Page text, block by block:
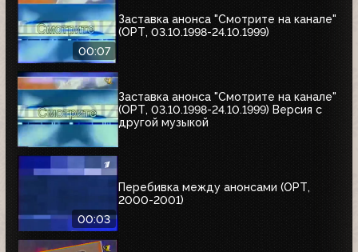
00:07
Заставка анонса "Смотрите на канале"
(ОРТ, 03.10.1998-24.10.1999)
Заставка анонса "Смотрите на канале"
(ОРТ, 03.10.1998-24.10.1999) Версия с
другой музыкой
00:03
Перебивка между анонсами (ОРТ,
2000-2001)